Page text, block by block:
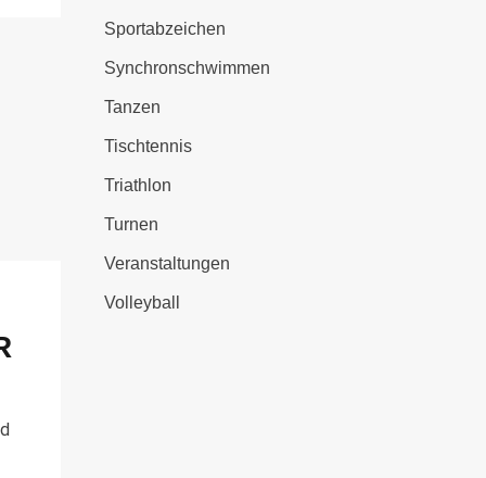
Sportabzeichen
Synchronschwimmen
Tanzen
Tischtennis
Triathlon
Turnen
Veranstaltungen
Volleyball